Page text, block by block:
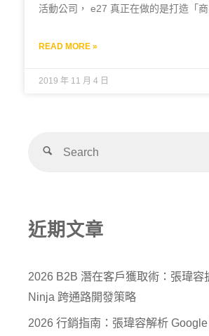
活動公司， e27 真正在做的是打造「商
READ MORE »
2019 年 11 月 4 日
近期文章
2026 B2B 潛在客戶獲取術：張瑋容
Ninja 跨通路開發策略
2026 行銷指南：張瑋容解析